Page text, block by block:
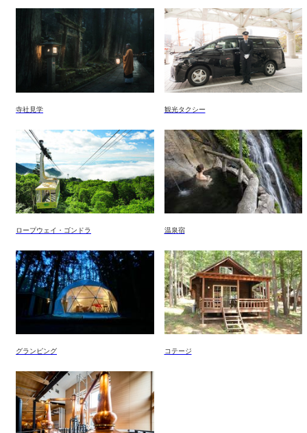
寺社見学 観光タクシー
ロープウェイ・ゴンドラ 温泉宿
グランピング コテージ